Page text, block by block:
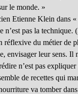
le monde. »
Etienne Klein dans «
n’est pas la
réflexive du métier de
envisager leur sens. Il
n’est pas
de recettes qui
va tomber